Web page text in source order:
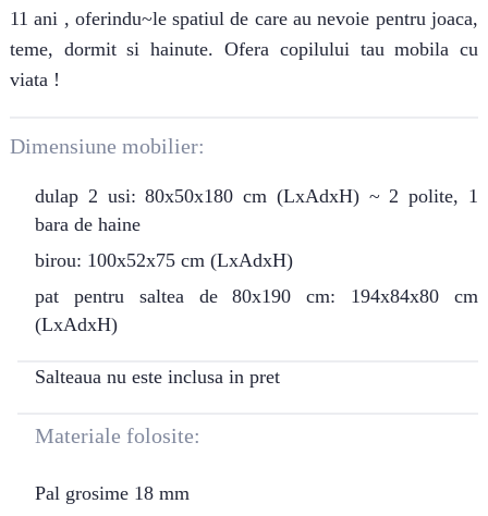
11 ani , oferindu~le spatiul de care au nevoie pentru joaca,
teme, dormit si hainute. Ofera copilului tau mobila cu
viata !
Dimensiune mobilier:
dulap 2 usi: 80x50x180 cm (LxAdxH) ~ 2 polite, 1
bara de haine
birou: 100x52x75 cm (LxAdxH)
pat pentru saltea de 80x190 cm: 194x84x80 cm
(LxAdxH)
Salteaua nu este inclusa in pret
Materiale folosite:
Pal grosime 18 mm